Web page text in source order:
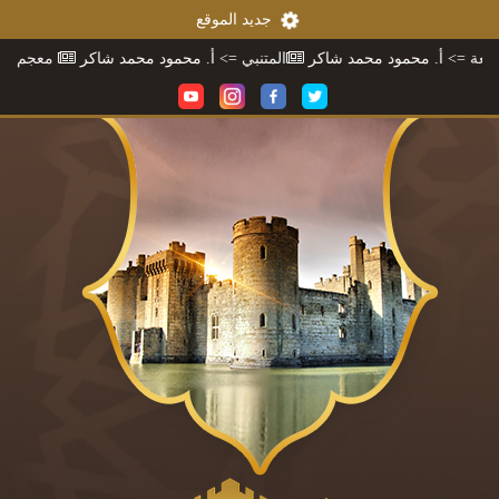
جديد الموقع
معجم محمود محمد المتنبي=> أ. محمود محمد شاكر محمد شاكر